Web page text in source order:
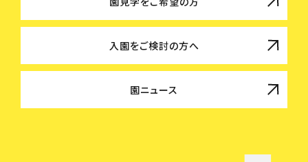
入園をご検討の方へ
園ニュース